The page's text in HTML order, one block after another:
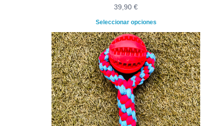
39,90 €
Seleccionar opciones